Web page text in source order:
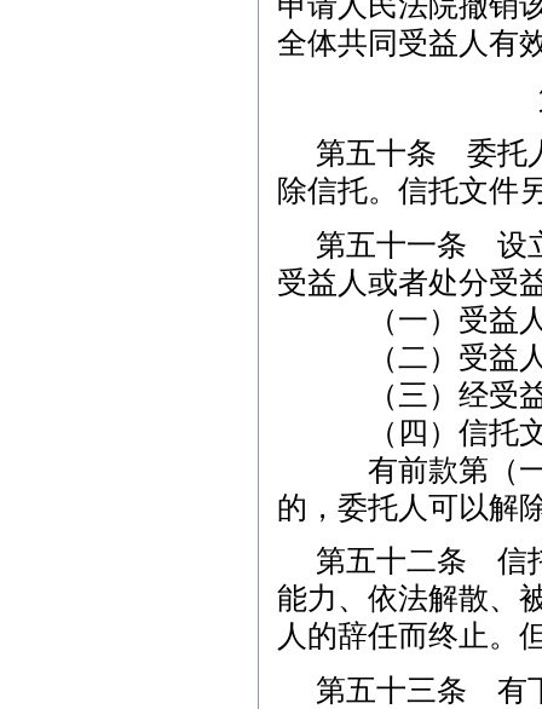
全体共同受益人有
第五十条 委托
除信托。信托文件
第五十一条 设
受益人或者处分受
（一）受益人
（二）受益人对
（三）经受益
（四）信托文
有前款第（一）
的，委托人可以解
第五十二条 信
能力、依法解散、
人的辞任而终止。
第五十三条 有